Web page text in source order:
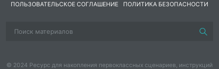
ПОЛЬЗОВАТЕЛЬСКОЕ СОГЛАШЕНИЕ
ПОЛИТИКА БЕЗОПАСНОСТИ
© 2024 Ресурс для накопления первоклассных сценариев, инструкций